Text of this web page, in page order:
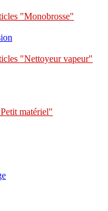
"Monobrosse"
"Nettoyeur vapeur"
matériel"